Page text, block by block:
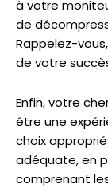
à votre
de
Rappelez-
de votre
Enfin, votre
être une
choix
adéquate, en
comprenant